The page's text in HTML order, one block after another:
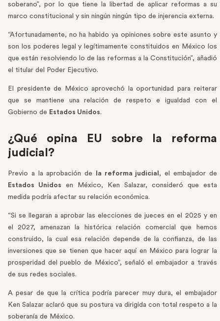
soberano”, por lo que tiene la libertad de aplicar reformas a su
marco constitucional y sin ningún ningún tipo de injerencia externa.
“Afortunadamente, no ha habido ya opiniones sobre este asunto y
son los poderes legal y legítimamente constituidos en México los
que están resolviendo lo de las reformas a la Constitución”, añadió
el titular del Poder Ejecutivo.
El presidente de México aprovechó la oportunidad para reiterar
que se mantiene una relación de respeto e igualdad con el
Gobierno de Estados Unidos.
¿Qué opina EU sobre la reforma
judicial?
Previo a la aprobación de la reforma judicial , el embajador de
Estados Unidos en México, Ken Salazar, consideró que esta
medida podría afectar su relación económica.
“Si se llegaran a aprobar las elecciones de jueces en el 2025 y en
el 2027, amenazan la histórica relación comercial que hemos
construido, la cual esa relación depende de la confianza, de las
inversiones que se tienen que hacer aquí en México para lograr la
prosperidad del pueblo de México”, señaló el embajador a través
de sus redes sociales.
A pesar de que la crítica podría parecer muy dura, el embajador
Ken Salazar aclaró que su postura va dirigida con total respeto a la
soberanía de México.